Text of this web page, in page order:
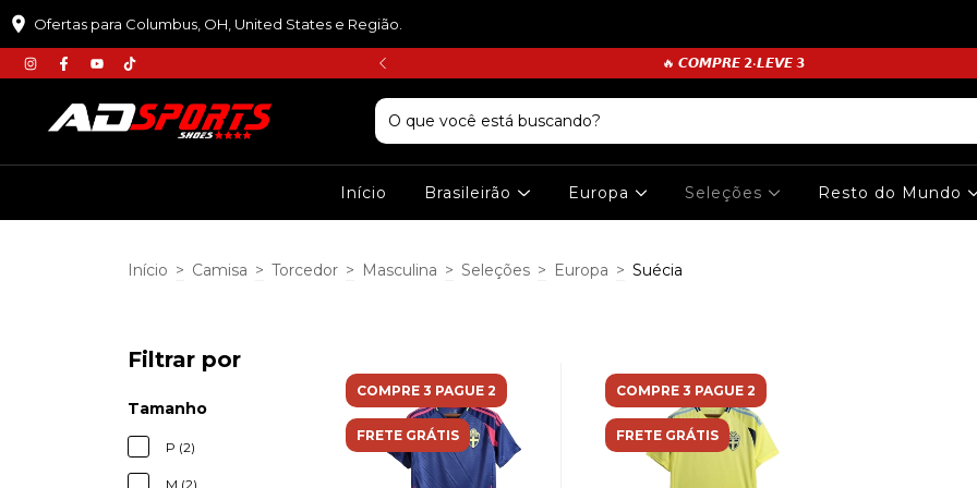
Ofertas para Columbus, OH, United States e Região.
:𝙋𝙍𝙄𝙈𝙀𝙄𝙍𝘼𝘾𝙊𝙈𝙋𝙍𝘼 🔥 𝘾𝙊𝙈𝙋𝙍𝙀 𝟮•𝙇𝙀𝙑𝙀 𝟯
Início Brasileirão Europa Seleções Resto do Mundo
Início > Camisa > Torcedor > Masculina > Seleções > Europa > Suécia
Filtrar por
Tamanho
P (2)
M (2)
COMPRE 3 PAGUE 2
FRETE GRÁTIS
COMPRE 3 PAGUE 2
FRETE GRÁTIS